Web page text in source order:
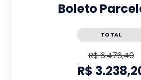
Boleto
TOTAL
R$ 6.476,40
R$